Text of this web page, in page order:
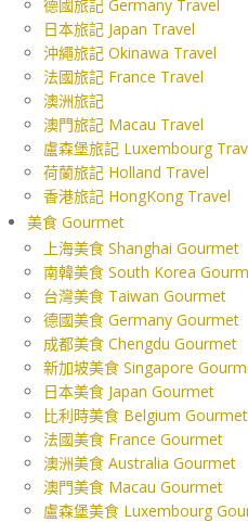
德國旅記 Germany Travel
日本旅記 Japan Travel
沖繩旅記 Okinawa Travel
法國旅記 France Travel
澳洲旅記
澳門旅記 Macau Travel
盧森堡旅記 Luxembourg
荷蘭旅記 Holland Travel
香港旅記 HongKong Travel
美食 Gourmet
上海美食 Shanghai Gourmet
南韓美食 South Korea
台灣美食 Taiwan Gourmet
德國美食 Germany Gourmet
成都美食 Chengdu Gourmet
新加坡美食 Singapore
日本美食 Japan Gourmet
比利時美食 Belgium Gourmet
法國美食 France Gourmet
澳洲美食 Australia Gourmet
澳門美食 Macau Gourmet
盧森堡美食 Luxembourg